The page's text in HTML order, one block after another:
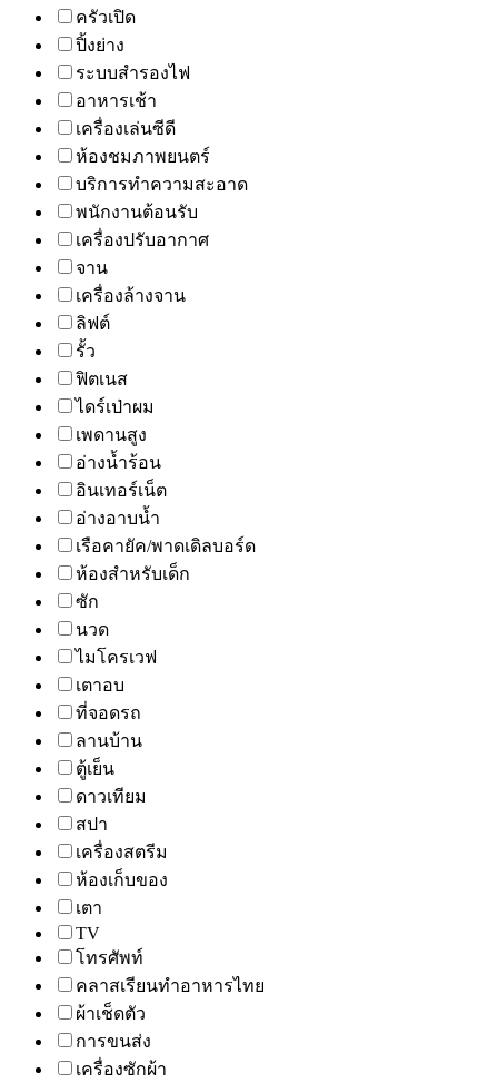
ครัวเปิด
ปิ้งย่าง
ระบบสำรองไฟ
อาหารเช้า
เครื่องเล่นซีดี
ห้องชมภาพยนตร์
บริการทำความสะอาด
พนักงานต้อนรับ
เครื่องปรับอากาศ
จาน
เครื่องล้างจาน
ลิฟต์
รั้ว
ฟิตเนส
ไดร์เป่าผม
เพดานสูง
อ่างน้ำร้อน
อินเทอร์เน็ต
อ่างอาบน้ำ
เรือคายัค/พาดเดิลบอร์ด
ห้องสำหรับเด็ก
ซัก
นวด
ไมโครเวฟ
เตาอบ
ที่จอดรถ
ลานบ้าน
ตู้เย็น
ดาวเทียม
สปา
เครื่องสตรีม
ห้องเก็บของ
เตา
TV
โทรศัพท์
คลาสเรียนทำอาหารไทย
ผ้าเช็ดตัว
การขนส่ง
เครื่องซักผ้า